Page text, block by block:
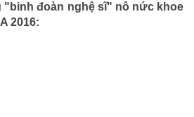
"binh đoàn nghệ sĩ" nô nức khoe
2016: